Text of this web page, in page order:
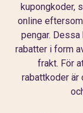
kupongkoder,
online
pengar.
rabatter i form
frakt. För
rabattkoder är